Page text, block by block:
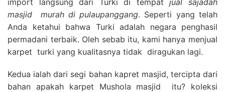
masjid
murah di pulaupanggang. Seperti yang telah
Anda ketahui bahwa Turki adalah negara penghasil
permadani terbaik. Oleh sebab itu, kami hanya menjual
karpet turki yang kualitasnya tidak diragukan lagi.
Kedua ialah dari segi bahan kapret masjid, tercipta dari
bahan apakah karpet Mushola masjid itu? koleksi